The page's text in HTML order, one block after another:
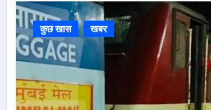
कुछ खास खबर